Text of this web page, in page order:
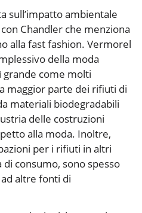
sull’impatto ambientale
Chandler che menziona
alla fast fashion. Vermorel
della moda
grande come molti
maggior parte dei rifiuti di
materiali biodegradabili
delle costruzioni
alla moda. Inoltre,
per i rifiuti in altri
consumo, sono spesso
altre fonti di